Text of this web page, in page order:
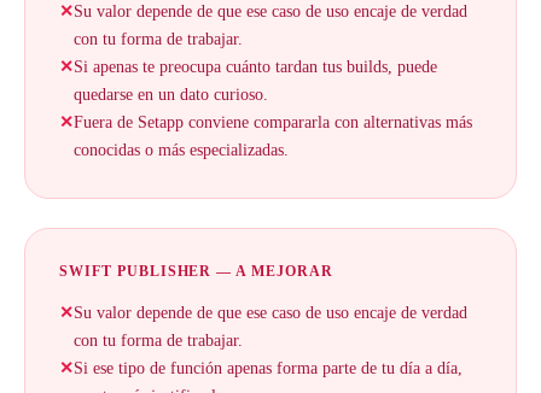
✕Su valor depende de que ese caso de uso encaje de verdad
con tu forma de trabajar.
✕Si apenas te preocupa cuánto tardan tus builds, puede
quedarse en un dato curioso.
✕Fuera de Setapp conviene compararla con alternativas más
conocidas o más especializadas.
SWIFT PUBLISHER — A MEJORAR
✕Su valor depende de que ese caso de uso encaje de verdad
con tu forma de trabajar.
✕Si ese tipo de función apenas forma parte de tu día a día,